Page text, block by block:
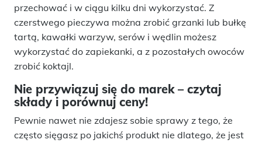
przechować i w ciągu kilku dni wykorzystać. Z
czerstwego pieczywa można zrobić grzanki lub bułkę
tartą, kawałki warzyw, serów i wędlin możesz
wykorzystać do zapiekanki, a z pozostałych owoców
zrobić koktajl.
Nie przywiązuj się do marek – czytaj
składy i porównuj ceny!
Pewnie nawet nie zdajesz sobie sprawy z tego, że
często sięgasz po jakichś produkt nie dlatego, że jest